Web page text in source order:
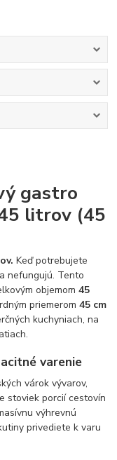
gastro
litrov (45
Keď potrebujete
nefungujú. Tento
objemom45
priemerom45 cm
kuchyniach, na
varenie
várok vývarov,
stoviek porcií cestovín
výhrevnú
privediete k varu